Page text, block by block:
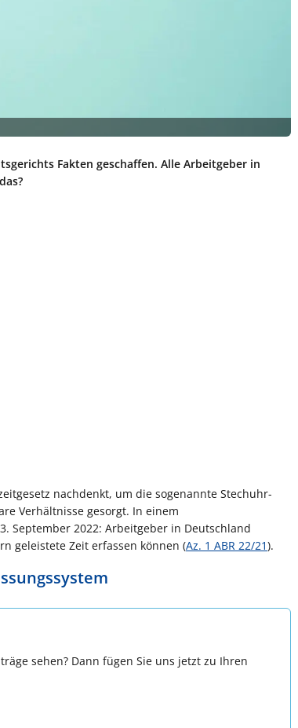
Fakten geschaffen. Alle Arbeitgeber in
nachdenkt, um die sogenannte Stechuhr-
Verhältnisse gesorgt. In einem
September 2022: Arbeitgeber in Deutschland
geleistete Zeit erfassen können (Az. 1 ABR 22/21).
sehen? Dann fügen Sie uns jetzt zu Ihren